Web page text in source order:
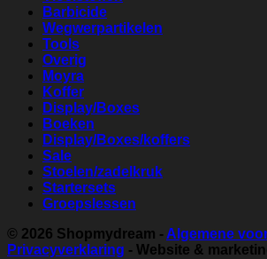
Barbicide
Wegwerpartikelen
Tools
Overig
Moyra
Koffer
Display/Boxes
Boeken
Display/Boxes/koffers
Sale
Stoelen/zadelkruk
Startersets
Groepslessen
© 2026 Shopmydream - Algemene
Privacyverklaring - Website &